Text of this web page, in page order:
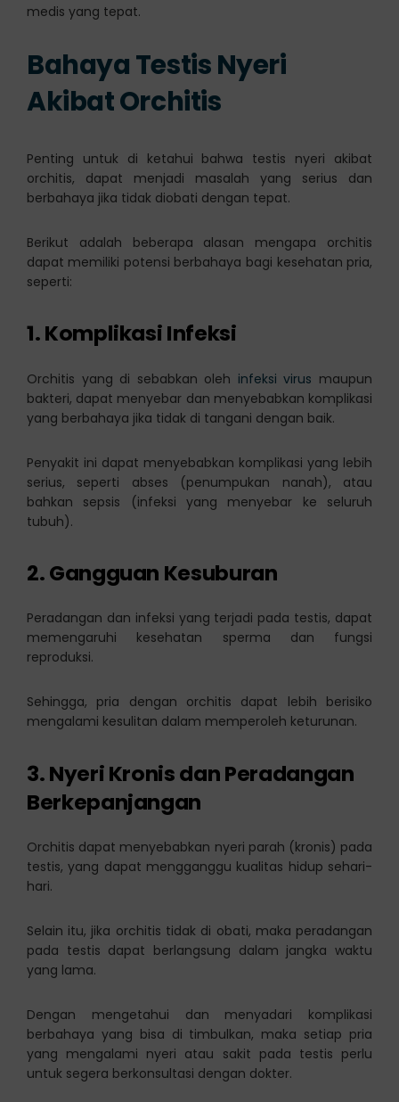
medis yang tepat.
Bahaya Testis Nyeri
Akibat Orchitis
Penting untuk di ketahui bahwa testis nyeri akibat
orchitis, dapat menjadi masalah yang serius dan
berbahaya jika tidak diobati dengan tepat.
Berikut adalah beberapa alasan mengapa orchitis
dapat memiliki potensi berbahaya bagi kesehatan pria,
seperti:
1. Komplikasi Infeksi
Orchitis yang di sebabkan oleh infeksi virus maupun
bakteri, dapat menyebar dan menyebabkan komplikasi
yang berbahaya jika tidak di tangani dengan baik.
Penyakit ini dapat menyebabkan komplikasi yang lebih
serius, seperti abses (penumpukan nanah), atau
bahkan sepsis (infeksi yang menyebar ke seluruh
tubuh).
2. Gangguan Kesuburan
Peradangan dan infeksi yang terjadi pada testis, dapat
memengaruhi kesehatan sperma dan fungsi
reproduksi.
Sehingga, pria dengan orchitis dapat lebih berisiko
mengalami kesulitan dalam memperoleh keturunan.
3. Nyeri Kronis dan Peradangan
Berkepanjangan
Orchitis dapat menyebabkan nyeri parah (kronis) pada
testis, yang dapat mengganggu kualitas hidup sehari-
hari.
Selain itu, jika orchitis tidak di obati, maka peradangan
pada testis dapat berlangsung dalam jangka waktu
yang lama.
Dengan mengetahui dan menyadari komplikasi
berbahaya yang bisa di timbulkan, maka setiap pria
yang mengalami nyeri atau sakit pada testis perlu
untuk segera berkonsultasi dengan dokter.